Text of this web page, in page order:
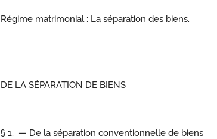
Régime matrimonial : La séparation des biens.
DE LA SÉPARATION DE BIENS
§ 1. — De la séparation conventionnelle de biens